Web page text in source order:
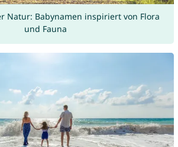
Natur: Babynamen inspiriert von Flora
und Fauna